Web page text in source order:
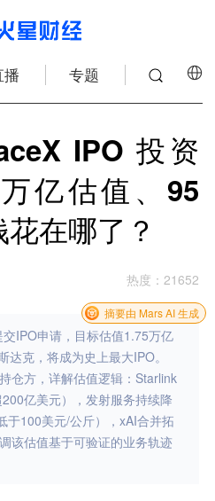
播 专题
IPO 投资
亿估值、95
在哪了？
热度 ： 21652
IPO申请，目标估值1.75万亿
克，将成为史上最大IPO。
仓方，详解估值逻辑：Starlink
亿美元），发射服务持续降
于100美元/公斤），xAI合并拓
该估值基于可验证的业务轨迹
摘要由 Mars AI 生成